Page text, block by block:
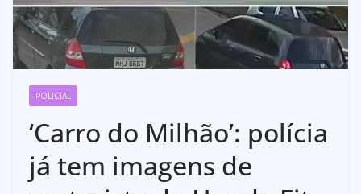
POLICIAL
‘Carro do Milhão’: polícia
já tem imagens de